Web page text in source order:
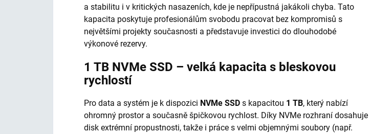
a stabilitu i v kritických nasazeních, kde je nepřípustná jakákoli chyba. Tato
kapacita poskytuje profesionálům svobodu pracovat bez kompromisů s
největšími projekty současnosti a představuje investici do dlouhodobé
výkonové rezervy.
1 TB NVMe SSD – velká kapacita s bleskovou
rychlostí
Pro data a systém je k dispozici NVMe SSD s kapacitou 1 TB, který nabízí
ohromný prostor a současně špičkovou rychlost. Díky NVMe rozhraní dosahuje
disk extrémní propustnosti, takže i práce s velmi objemnými soubory (např.